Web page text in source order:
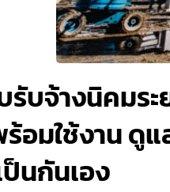
รับจ้างนิคมร
อมใช้งาน ดู
ป็นกันเอง